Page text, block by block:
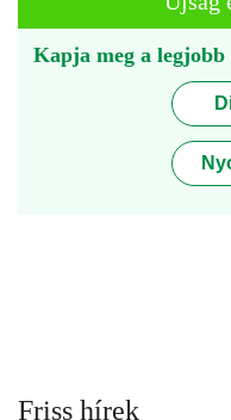
Kapja meg a
Friss hírek